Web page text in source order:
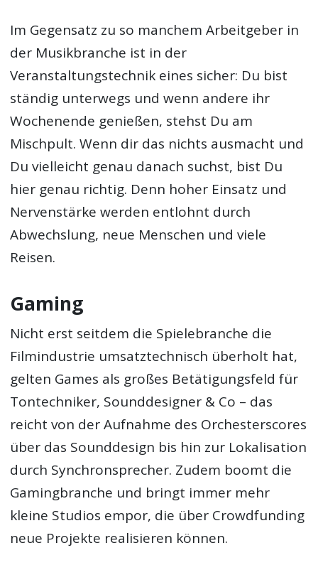
Im Gegensatz zu so manchem Arbeitgeber in
der Musikbranche ist in der
Veranstaltungstechnik eines sicher: Du bist
ständig unterwegs und wenn andere ihr
Wochenende genießen, stehst Du am
Mischpult. Wenn dir das nichts ausmacht und
Du vielleicht genau danach suchst, bist Du
hier genau richtig. Denn hoher Einsatz und
Nervenstärke werden entlohnt durch
Abwechslung, neue Menschen und viele
Reisen.
Gaming
Nicht erst seitdem die Spielebranche die
Filmindustrie umsatztechnisch überholt hat,
gelten Games als großes Betätigungsfeld für
Tontechniker, Sounddesigner & Co – das
reicht von der Aufnahme des Orchesterscores
über das Sounddesign bis hin zur Lokalisation
durch Synchronsprecher. Zudem boomt die
Gamingbranche und bringt immer mehr
kleine Studios empor, die über Crowdfunding
neue Projekte realisieren können.